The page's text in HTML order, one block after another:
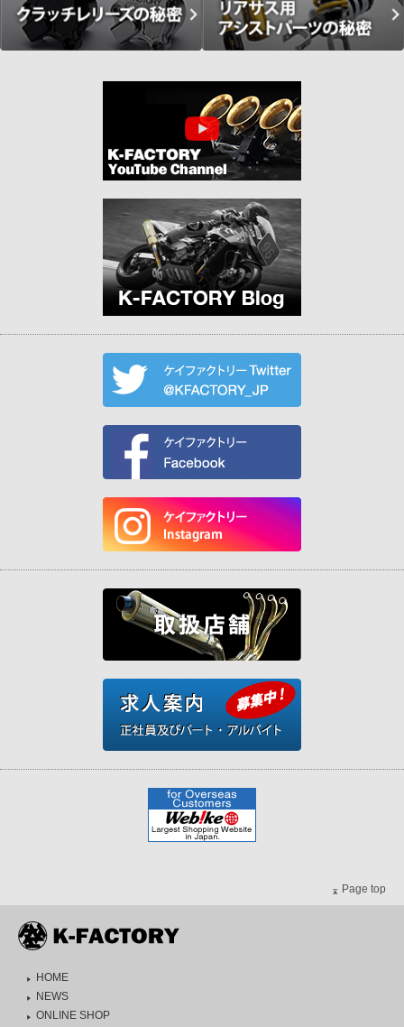
Page top
HOME
NEWS
ONLINE SHOP